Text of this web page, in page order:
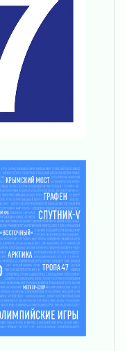
на два
сможет
пока не